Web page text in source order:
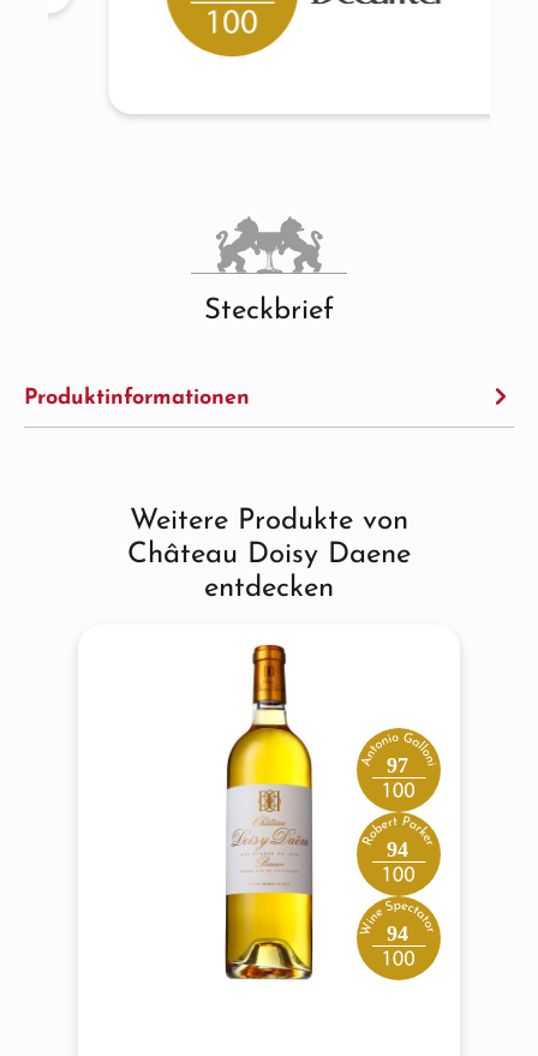
Steckbrief
Produktinformationen
Produktgalerie überspringen
Weitere Produkte von
Château Doisy Daene
entdecken
97
94
94